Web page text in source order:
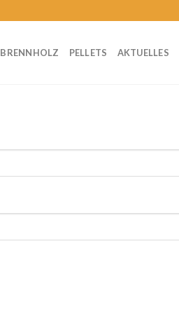
BRENNHOLZ PELLETS AKTUELLES